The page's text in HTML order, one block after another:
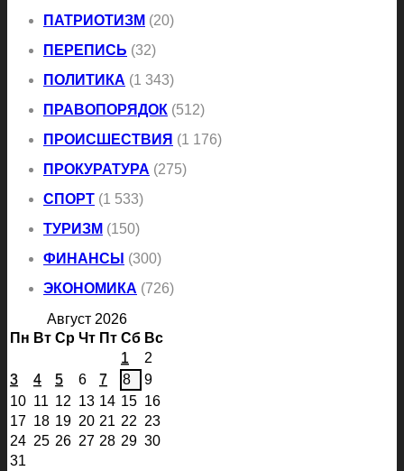
ПАТРИОТИЗМ (20)
ПЕРЕПИСЬ (32)
ПОЛИТИКА (1 343)
ПРАВОПОРЯДОК (512)
ПРОИСШЕСТВИЯ (1 176)
ПРОКУРАТУРА (275)
СПОРТ (1 533)
ТУРИЗМ (150)
ФИНАНСЫ (300)
ЭКОНОМИКА (726)
Август 2026
Пн Вт Ср Чт Пт Сб Вс
1
2
3
4 5 6 7 8
9
10 11 12 13 14 15 16
17 18 19 20 21 22 23
24 25 26 27 28 29 30
31